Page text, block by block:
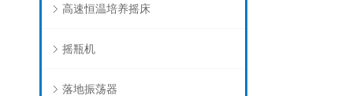
高速恒温培养摇床
摇瓶机
落地振荡器